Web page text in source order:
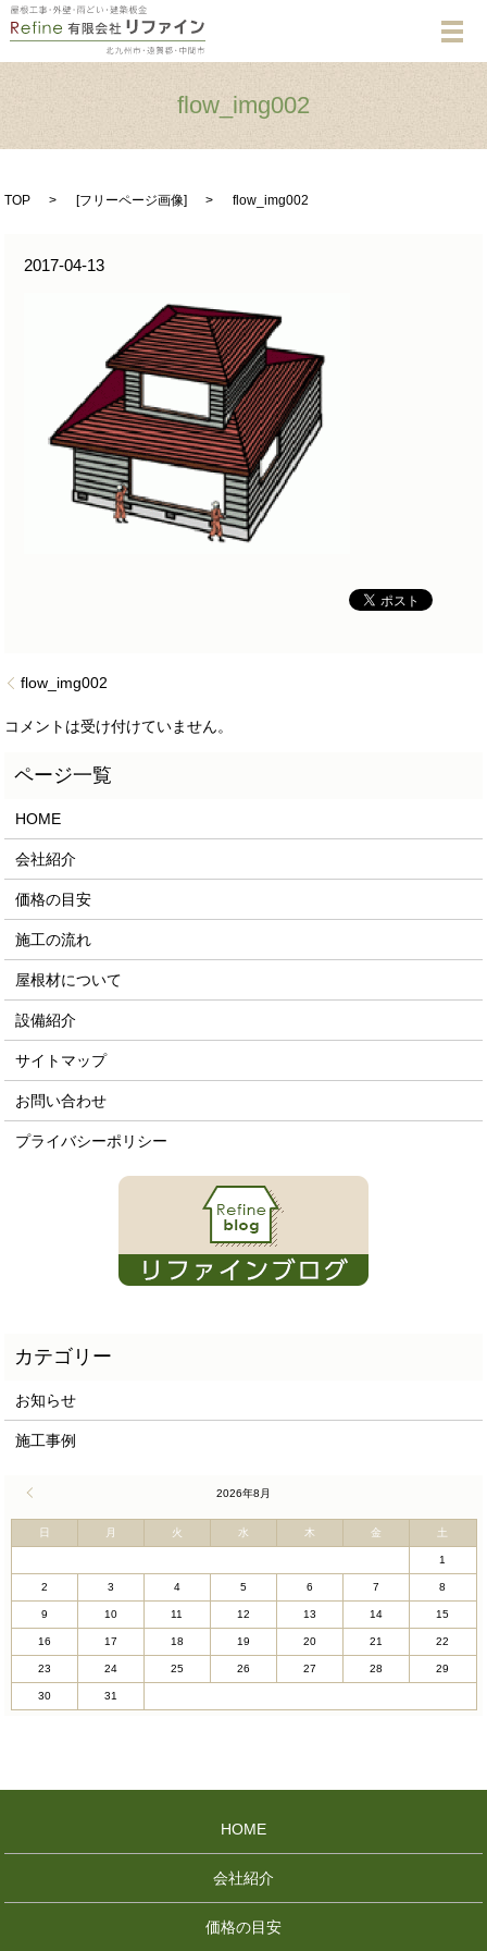
メ
flow_img002
TOP [フリーページ画像] flow_img002
2017-04-13
flow_img002
コメントは受け付けていません。
HOME
会社紹介
価格の目安
施工の流れ
屋根材について
設備紹介
サイトマップ
お問い合わせ
プライバシーポリシー
お知らせ
施工事例
2026年8月
日 月 火 水 木 金 土
1
2 3 4 5 6 7 8
9 10 11 12 13 14 15
16 17 18 19 20 21 22
23 24 25 26 27 28 29
30 31
HOME
会社紹介
価格の目安